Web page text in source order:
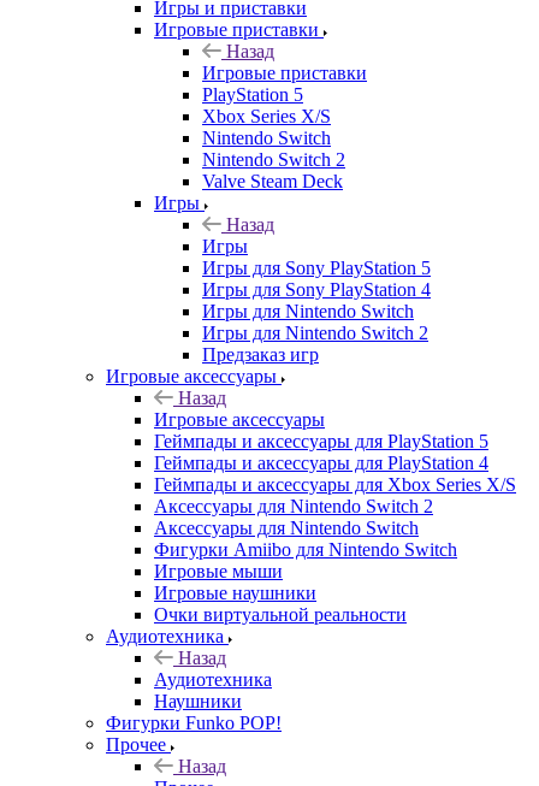
Игры и приставки
Игровые приставки
Назад
Игровые приставки
PlayStation 5
Xbox Series X/S
Nintendo Switch
Nintendo Switch 2
Valve Steam Deck
Игры
Назад
Игры
Игры для Sony PlayStation 5
Игры для Sony PlayStation 4
Игры для Nintendo Switch
Игры для Nintendo Switch 2
Предзаказ игр
Игровые аксессуары
Назад
Игровые аксессуары
Геймпады и аксессуары для PlayStation 5
Геймпады и аксессуары для PlayStation 4
Геймпады и аксессуары для Xbox Series X/S
Аксессуары для Nintendo Switch 2
Аксессуары для Nintendo Switch
Фигурки Amiibo для Nintendo Switch
Игровые мыши
Игровые наушники
Очки виртуальной реальности
Аудиотехника
Назад
Аудиотехника
Наушники
Фигурки Funko POP!
Прочее
Назад